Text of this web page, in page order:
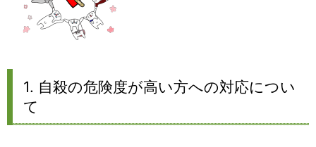
1. 自殺の危険度が高い方への対応につい
て